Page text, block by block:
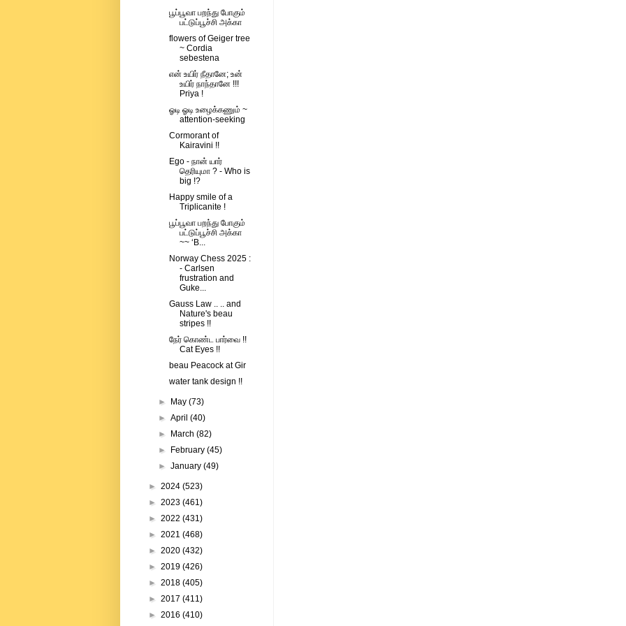
பூப்பூவா பறந்து போகும்
பட்டுப்பூச்சி அக்கா
flowers of Geiger tree
~ Cordia
sebestena
என் உயிர் நீதானே; உன்
உயிர் நாந்தானே !!!
Priya !
ஓடி ஓடி உழைக்கணும் ~
attention-seeking
Cormorant of
Kairavini !!
Ego - நான் யார்
தெரியுமா ? - Who is
big !?
Happy smile of a
Triplicanite !
பூப்பூவா பறந்து போகும்
பட்டுப்பூச்சி அக்கா
~~ ‘B...
Norway Chess 2025 :
- Carlsen
frustration and
Guke...
Gauss Law .. .. and
Nature's beau
stripes !!
நேர் கொண்ட பார்வை !!
Cat Eyes !!
beau Peacock at Gir
water tank design !!
► May(73)
►April(40)
►
March(82)
►
February(45)
►January(49)
► 2024 (523)
► 2023 (461)
► 2022 (431)
► 2021 (468)
► 2020 (432)
► 2019 (426)
► 2018 (405)
► 2017 (411)
► 2016 (410)